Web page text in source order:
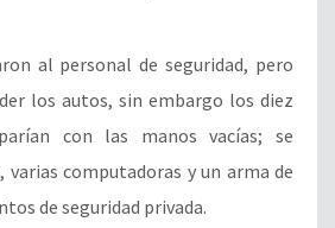
al personal de seguridad, pero
los autos, sin embargo los diez
con las manos vacías; se
computadoras y un arma de
de seguridad privada.